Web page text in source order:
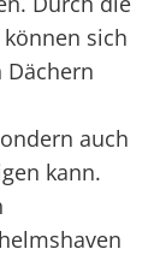
sich
Dächern
auch
kann.